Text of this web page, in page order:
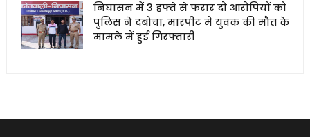
निघासन में 3 हफ्ते से फरार दो आरोपियों को
पुलिस ने दबोचा, मारपीट में युवक की मौत के
मामले में हुई गिरफ्तारी